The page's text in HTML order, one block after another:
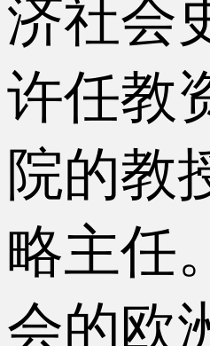
济社会
许任教
院的教
略主任
会的欧